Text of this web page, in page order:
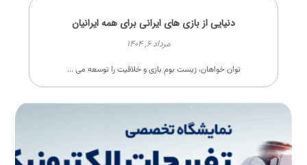
دنیایی از بازی های ایرانی برای همه ایرانیان
مرداد ۶, ۱۴۰۴
توان خواهان، زیست بومِ بازی و خلاقیت را توسعه می ...